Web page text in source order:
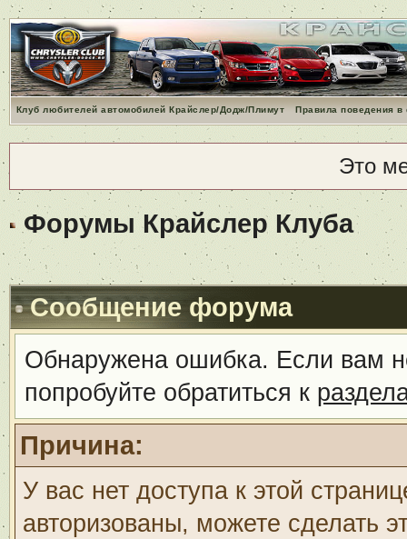
Клуб любителей автомобилей Крайслер/Додж/Плимут Правила поведения
Это
Форумы Крайслер Клуба
Сообщение форума
Обнаружена ошибка. Если вам
попробуйте обратиться к
Причина:
У вас нет доступа к этой
авторизованы, можете сделать